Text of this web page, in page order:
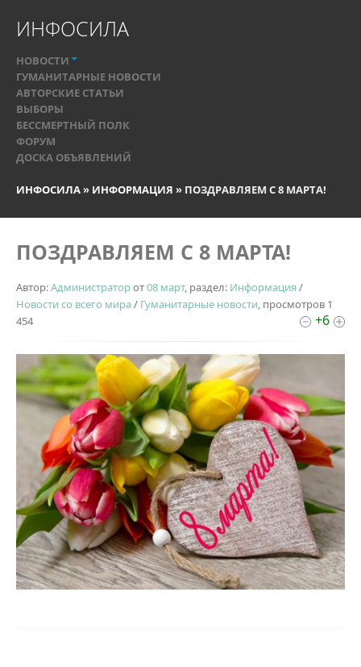
ИНФОСИЛА
НОВОСТИ
ГУМАНИТАРНЫЕ НОВОСТИ
АВТОРСКИЕ СТАТЬИ
ВЫБОРЫ
БЕССМЕРТНЫЙ ПОЛК
ФОРУМ
ДОСКА ОБЪЯВЛЕНИЙ
ИНФОСИЛА» ИНФОРМАЦИЯ » ПОЗДРАВЛЯЕМ С 8 МАРТА!
ПОЗДРАВЛЯЕМ С 8 МАРТА!
Автор:Администраторот08 март, раздел: Информация /
Новости со всего мира/ Гуманитарные новости, просмотров 1
454
+6